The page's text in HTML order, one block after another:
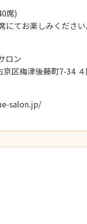
席)
にてお楽しみくださ
ロン
区梅津後藤町7-34
salon.jp/